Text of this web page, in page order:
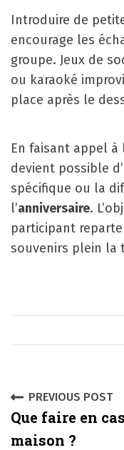
Introduire de
encourage les
groupe. Jeux de
ou karaoké
place après le
En faisant appel à
devient possible
spécifique ou la
l’anniversaire.
participant
souvenirs plein la
P
o
PREVIOUS POST
Que faire en
maison ?